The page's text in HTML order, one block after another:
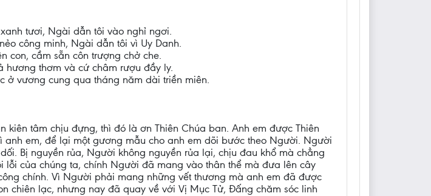
tươi, Ngài dẫn tôi vào nghỉ ngơi.
công minh, Ngài dẫn tôi vì Uy Danh.
con, cầm sẵn côn trượng chở che.
hương thơm và cứ châm rượu đầy ly.
ở vương cung qua tháng năm dài triền miên.
tâm chịu đựng, thì đó là ơn Thiên Chúa ban. Anh em được Thiên
anh em, để lại một gương mẫu cho anh em dõi bước theo Người. Người
Bị nguyền rủa, Người không nguyền rủa lại, chịu đau khổ mà chẳng
của chúng ta, chính Người đã mang vào thân thể mà đưa lên cây
chính. Vì Người phải mang những vết thương mà anh em đã được
chiên lạc, nhưng nay đã quay về với Vị Mục Tử, Đấng chăm sóc linh